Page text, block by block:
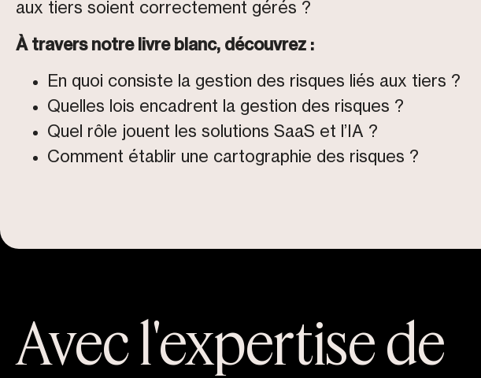
aux tiers soient correctement gérés ?
À travers notre livre blanc, découvrez :
En quoi consiste la gestion des risques liés aux tiers ?
Quelles lois encadrent la gestion des risques ?
Quel rôle jouent les solutions SaaS et l’IA ?
Comment établir une cartographie des risques ?
Avec l'expertise de